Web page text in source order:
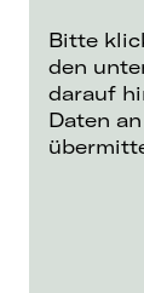
Bitte
den
darauf
Daten